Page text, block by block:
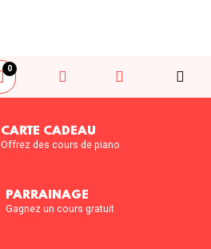
0
CARTE CADEAU
Offrez des cours de piano
PARRAINAGE
Gagnez un cours gratuit